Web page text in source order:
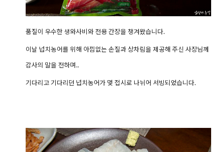
품질이 우수한 생와사비와 전용 간장을 챙겨왔습니다.
이날 넙치농어를 위해 아낌없는 손질과 상차림을 제공해 주신 사장님께
감사의 말을 전하며..
기다리고 기다리던 넙치농어가 몇 접시로 나뉘어 서빙되었습니다.